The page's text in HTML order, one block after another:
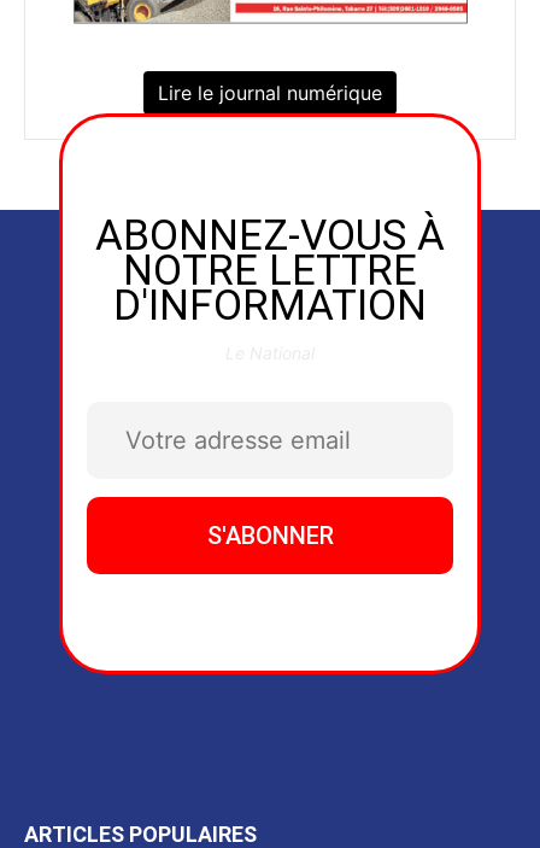
Lire le journal numérique
ABONNEZ-VOUS À
NOTRE LETTRE
D'INFORMATION
ARTICLES POPULAIRES